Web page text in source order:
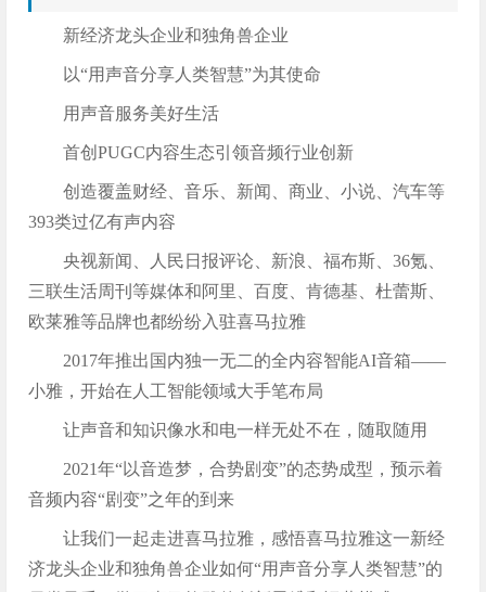
新经济龙头企业和独角兽企业
以“用声音分享人类智慧”为其使命
用声音服务美好生活
首创PUGC内容生态引领音频行业创新
创造覆盖财经、音乐、新闻、商业、小说、汽车等
393类过亿有声内容
央视新闻、人民日报评论、新浪、福布斯、36氪、
三联生活周刊等媒体和阿里、百度、肯德基、杜蕾斯、
欧莱雅等品牌也都纷纷入驻喜马拉雅
2017年推出国内独一无二的全内容智能AI音箱——
小雅，开始在人工智能领域大手笔布局
让声音和知识像水和电一样无处不在，随取随用
2021年“以音造梦，合势剧变”的态势成型，预示着
音频内容“剧变”之年的到来
让我们一起走进喜马拉雅，感悟喜马拉雅这一新经
济龙头企业和独角兽企业如何“用声音分享人类智慧”的